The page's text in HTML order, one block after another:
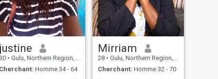
justine
• Gulu, Northern Region, Ouganda
Cherchant: Homme 34 - 64
Mirriam
28 • Gulu, Northern Region, Ouganda
Cherchant: Homme 32 - 70